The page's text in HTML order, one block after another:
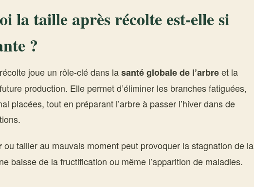
la taille après récolte est-elle si
?
joue un rôle-clé dans lasanté globale de l’arbreet la
production. Elle permet d’éliminer les branches fatiguées,
placées, tout en préparant l’arbre à passer l’hiver dans de
ou tailler au mauvais moment peut provoquer la stagnation de la
baisse de la fructification ou même l’apparition de maladies.